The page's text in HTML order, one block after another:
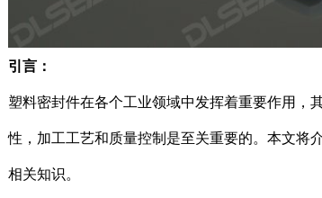
引言：
塑料密封件在各个工业领域中发挥着重要作用，
性，加工工艺和质量控制是至关重要的。本文将
相关知识。